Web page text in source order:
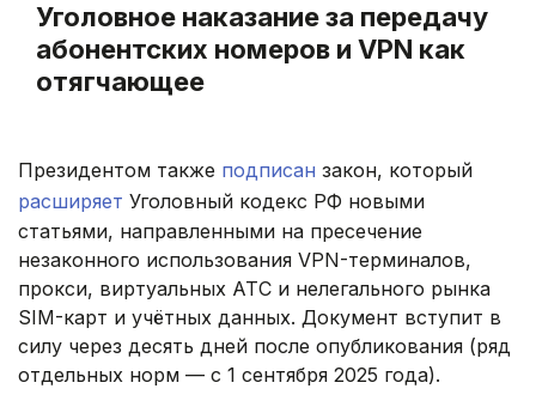
Уголовное наказание за передачу
абонентских номеров и VPN как
отягчающее
Президентом также подписан закон, который
расширяет Уголовный кодекс РФ новыми
статьями, направленными на пресечение
незаконного использования VPN-терминалов,
прокси, виртуальных АТС и нелегального рынка
SIM-карт и учётных данных. Документ вступит в
силу через десять дней после опубликования (ряд
отдельных норм — с 1 сентября 2025 года).